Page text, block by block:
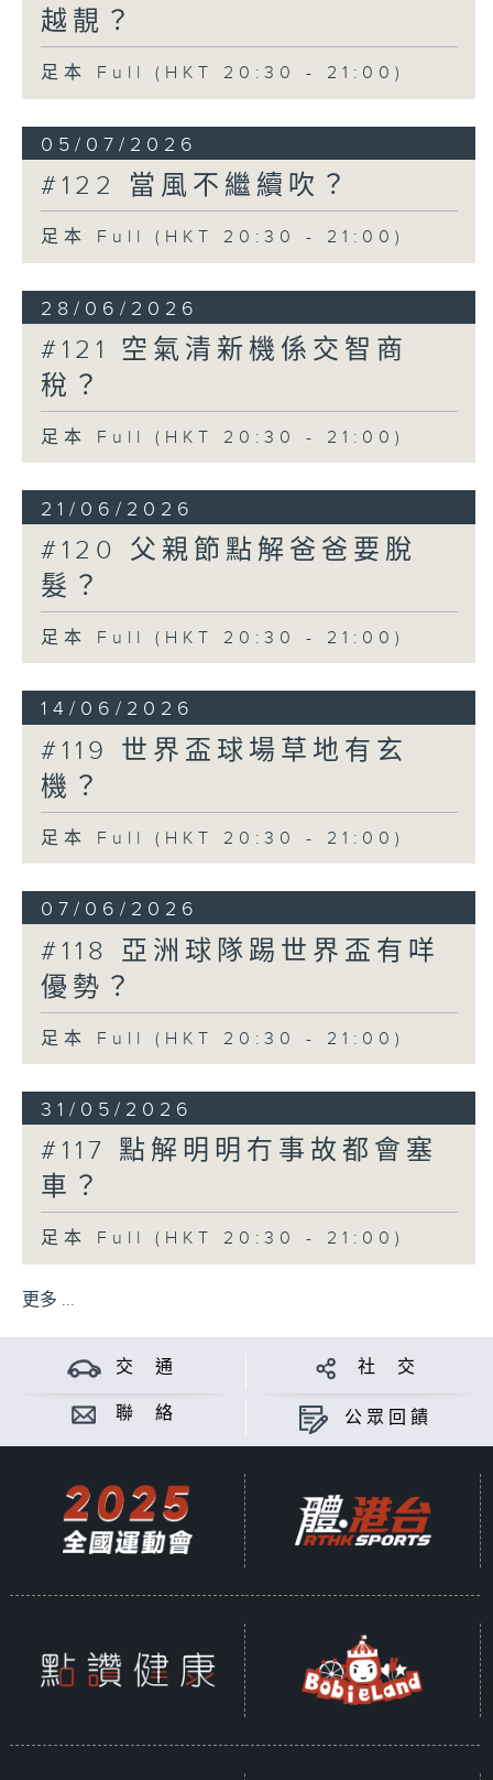
越靚？
足本 Full (HKT 20:30 - 21:00)
05/07/2026
#122 當風不繼續吹？
足本 Full (HKT 20:30 - 21:00)
28/06/2026
#121 空氣清新機係交智商
稅？
足本 Full (HKT 20:30 - 21:00)
21/06/2026
#120 父親節點解爸爸要脫
髮？
足本 Full (HKT 20:30 - 21:00)
14/06/2026
#119 世界盃球場草地有玄
機？
足本 Full (HKT 20:30 - 21:00)
07/06/2026
#118 亞洲球隊踢世界盃有咩
優勢？
足本 Full (HKT 20:30 - 21:00)
31/05/2026
#117 點解明明冇事故都會塞
車？
足本 Full (HKT 20:30 - 21:00)
更多 ...
交 通 社 交
聯 絡 公眾回饋